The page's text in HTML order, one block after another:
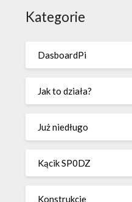
Kategorie
DasboardPi
Jak to działa?
Już niedługo
Kącik SP0DZ
Konstrukcje